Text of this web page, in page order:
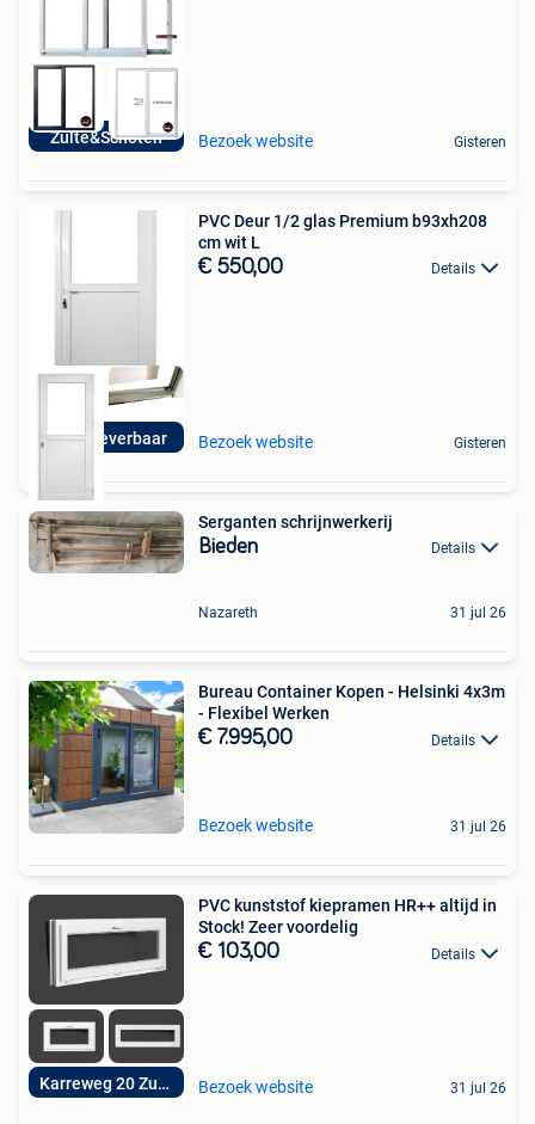
Zulte&Schoten Bezoek website Gisteren
Direct leverbaar
PVC Deur 1/2 glas Premium b93xh208
cm wit L
€ 550,00 Details
Bezoek website Gisteren
Serganten schrijnwerkerij
Bieden Details
Nazareth 31 jul 26
Bureau Container Kopen - Helsinki 4x3m
- Flexibel Werken
€ 7.995,00 Details
Bezoek website 31 jul 26
Karreweg 20 Zulte
PVC kunststof kiepramen HR++ altijd in
Stock! Zeer voordelig
€ 103,00 Details
Bezoek website 31 jul 26